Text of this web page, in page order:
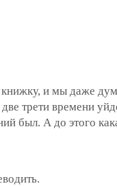
и мы даже
трети времени
был. А до этого